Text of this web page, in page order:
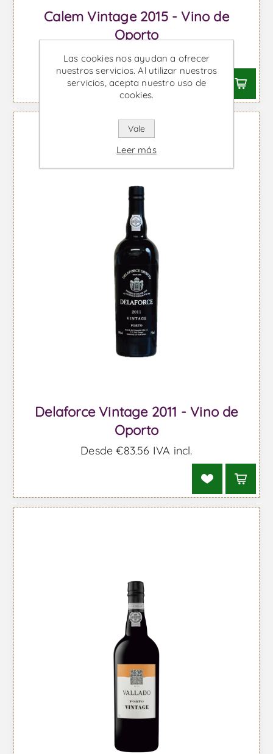
Calem Vintage 2015 - Vino de
Oporto
Desde €47,87 IVA incl.
Delaforce Vintage 2011 - Vino de
Oporto
Desde €83,56 IVA incl.
Las cookies nos ayudan a ofrecer
nuestros servicios. Al utilizar nuestros
servicios, acepta nuestro uso de
cookies.
Vale
Leer más